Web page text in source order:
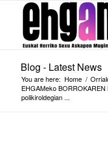
Blog - Latest News
You are here: Home /
EHGAMeko
polikiroldegian ...